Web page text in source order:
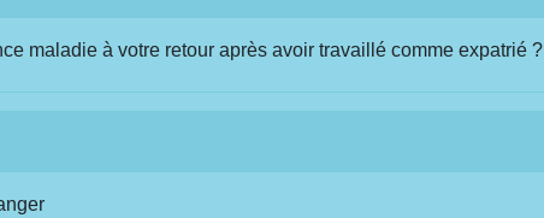
maladie à votre retour après avoir travaillé comme expatrié ?